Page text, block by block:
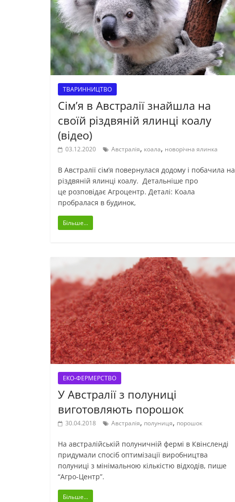
ТВАРИННИЦТВО
Сім’я в Австралії знайшла на
своїй різдвяній ялинці коалу
(відео)
03.12.2020 Австралія, коала, новорічна ялинка
В Австралії сім’я повернулася додому і побачила на
різдвяній ялинці коалу. Детальніше про
це розповідає Агроцентр. Деталі: Коала
пробралася в будинок,
Більше...
ЕКО-ФЕРМЕРСТВО
У Австралії з полуниці
виготовляють порошок
30.04.2018 Австралія, полуниця, порошок
На австралійській полуничній фермі в Квінсленді
придумали спосіб оптимізації виробництва
полуниці з мінімальною кількістю відходів, пише
“Агро-Центр”.
Більше...